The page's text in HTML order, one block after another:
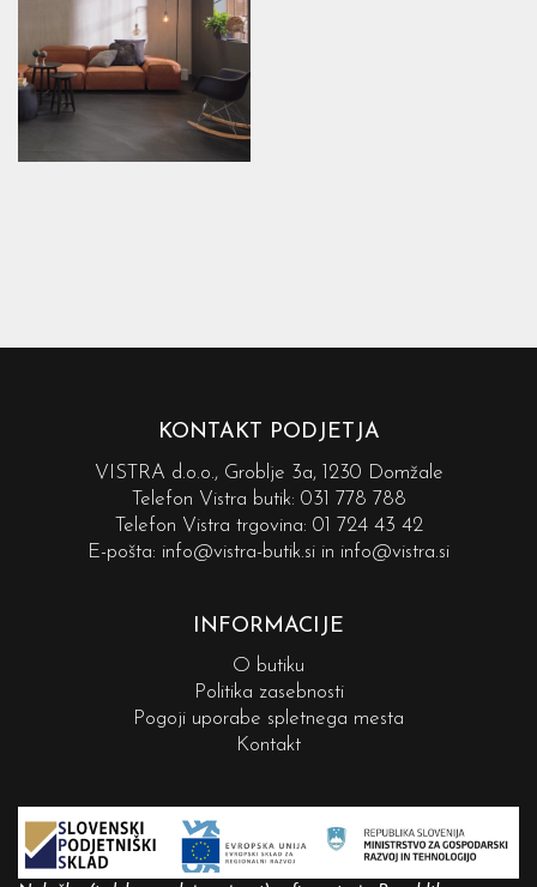
KONTAKT PODJETJA
VISTRA d.o.o., Groblje 3a, 1230 Domžale
Telefon Vistra butik: 031 778 788
Telefon Vistra trgovina: 01 724 43 42
E-pošta: info@vistra-butik.si in info@vistra.si
INFORMACIJE
O butiku
Politika zasebnosti
Pogoji uporabe spletnega mesta
Kontakt